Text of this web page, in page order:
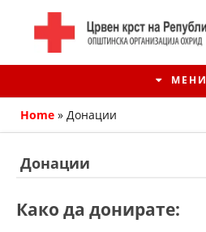
МЕНИ
Home » Донации
Донации
Како да донирате: